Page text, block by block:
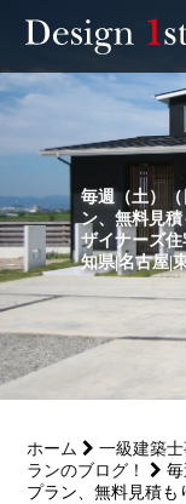
モニター
施工実績・施工事例
リフォーム
サービス
毎週（土）
ン、無料見
ザイナーズ
知県|名古屋|
ホーム
一級建築
ランのブログ！
プラン、無料見積も